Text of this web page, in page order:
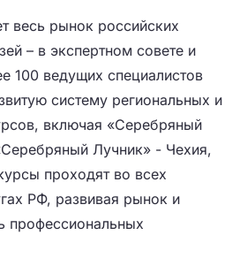
весь рынок российских
– в экспертном совете и
100 ведущих специалистов
систему региональных и
включая «Серебряный
Лучник» - Чехия,
проходят во всех
РФ, развивая рынок и
профессиональных